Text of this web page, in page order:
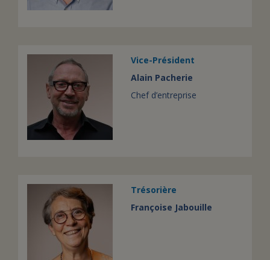
Vice-Président
Alain Pacherie
Chef d’entreprise
Trésorière
Françoise Jabouille